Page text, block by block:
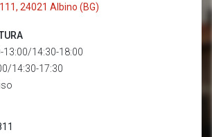
24021 Albino (BG)
13:00/14:30-18:00
14:30-17:30